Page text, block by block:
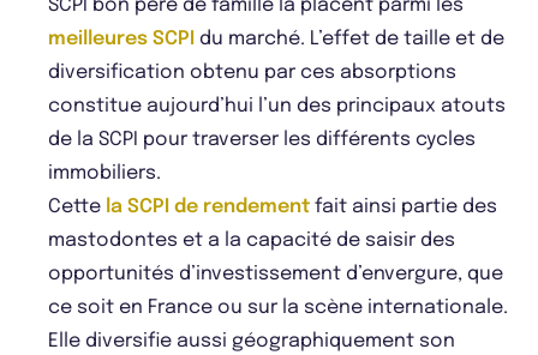
SCPI bon père de famille la placent parmi les
meilleures SCPI du marché. L’effet de taille et de
diversification obtenu par ces absorptions
constitue aujourd’hui l’un des principaux atouts
de la SCPI pour traverser les différents cycles
immobiliers.
Cette la SCPI de rendement fait ainsi partie des
mastodontes et a la capacité de saisir des
opportunités d’investissement d’envergure, que
ce soit en France ou sur la scène internationale.
Elle diversifie aussi géographiquement son